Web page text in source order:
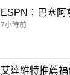
ESPN：巴塞阿
7小時前
艾達維特推薦